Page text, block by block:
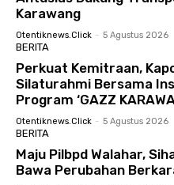
Karawang
Otentiknews.click - 5 Agustus 2026
BERITA
Perkuat Kemitraan,
Silaturahmi Bersama
Program ‘GAZZ
Otentiknews.click - 5 Agustus 2026
BERITA
Maju Pilbpd Walahar,
Bawa Perubahan